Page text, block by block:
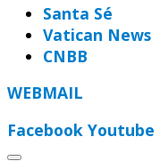
Santa Sé
Vatican News
CNBB
WEBMAIL
Facebook Youtube